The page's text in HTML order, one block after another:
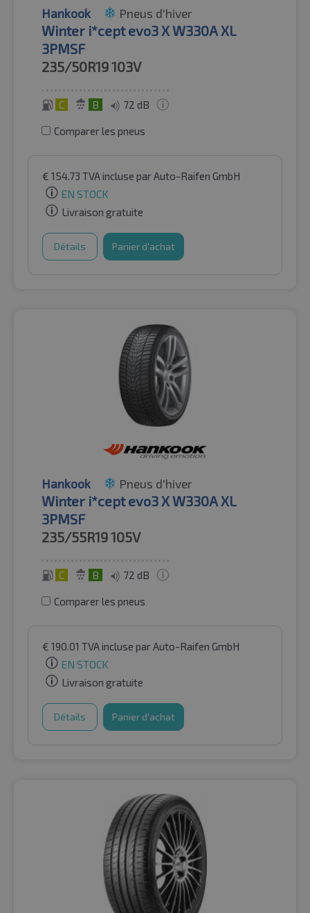
Hankook Pneus d'hiver
Winter i*cept evo3 X W330A XL
3PMSF
235/50R19103V
C B 72 dB
Comparer les pneus
€ 154.73 TVA incluse par Auto-Raifen GmbH
EN STOCK
Livraison gratuite
Détails Panier d'achat
Hankook Pneus d'hiver
Winter i*cept evo3 X W330A XL
3PMSF
235/55R19105V
C B 72 dB
Comparer les pneus
€ 190.01 TVA incluse par Auto-Raifen GmbH
EN STOCK
Livraison gratuite
Détails Panier d'achat